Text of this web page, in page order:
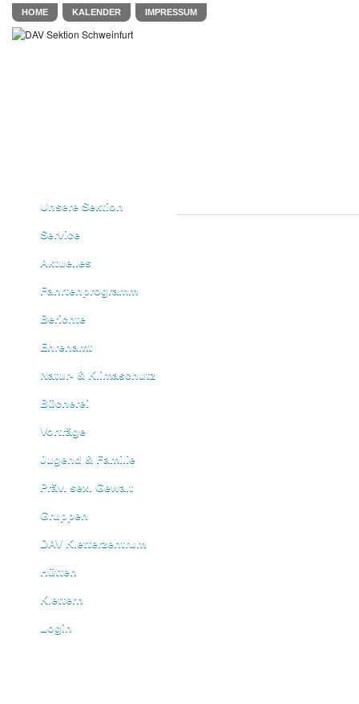
HOME KALENDER IMPRESSUM
Unsere Sektion
Service
Aktuelles
Fahrtenprogramm
Berichte
Ehrenamt
Natur- & Klimaschutz
Bücherei
Vorträge
Jugend & Familie
Präv. sex. Gewalt
Gruppen
DAV Kletterzentrum
Hütten
Klettern
Login